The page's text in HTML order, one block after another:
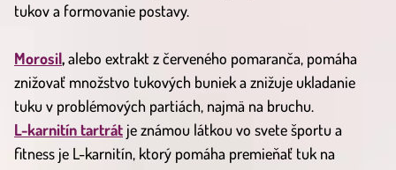
tukov a formovanie postavy.
Morosil,alebo extrakt z červeného pomaranča, pomáha
znižovať množstvo tukových buniek a znižuje ukladanie
tuku v problémových partiách, najmä na bruchu.
L-karnitín tartrát je známou látkou vo svete športu a
fitness je L-karnitín, ktorý pomáha premieňať tuk na